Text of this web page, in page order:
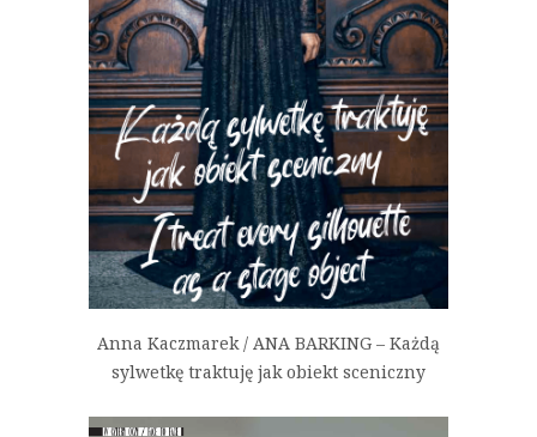
Anna Kaczmarek / ANA BARKING – Każdą
sylwetkę traktuję jak obiekt sceniczny